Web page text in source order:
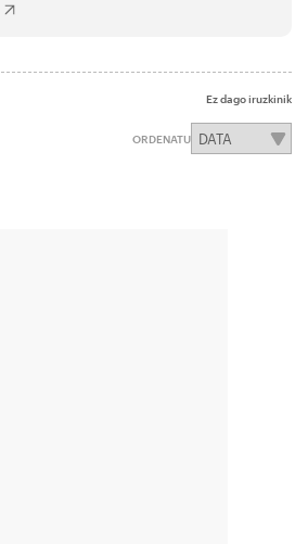
Ez dago iruzkinik
ORDENATU